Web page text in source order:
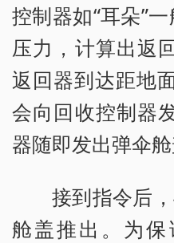
控制器如“耳朵”
压力，计算出返
返回器到达距地
会向回收控制器
器随即发出弹伞舱
接到指令后
舱盖推出。为